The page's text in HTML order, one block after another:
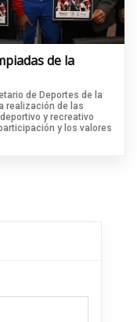
de la
de Deportes de la
realización de las
y recreativo
y los valores